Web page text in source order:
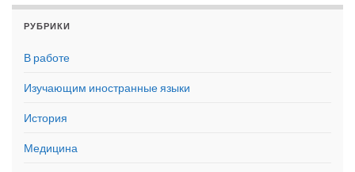
РУБРИКИ
В работе
Изучающим иностранные языки
История
Медицина